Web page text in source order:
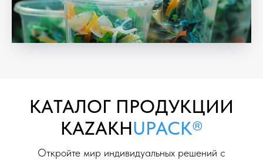
KAТАЛОГ ПРОДУКЦИИ
KAZAKHUPACK®
Откройте мир индивидуальных решений с